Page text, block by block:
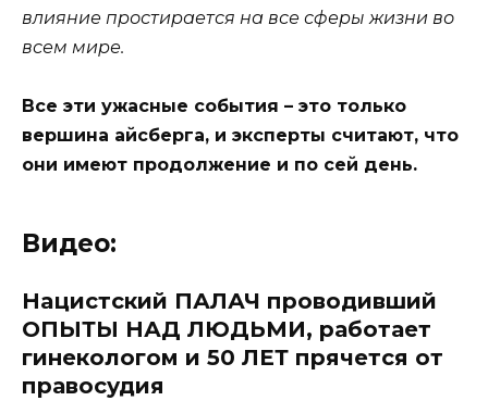
влияние простирается на все сферы жизни во
всем мире.
Все эти ужасные события – это только
вершина айсберга, и эксперты считают, что
они имеют продолжение и по сей день.
Видео:
Нaциcтcкий ПАЛАЧ проводивший
ОПЫТЫ НАД ЛЮДЬМИ, работает
гинекологом и 50 ЛЕТ прячется от
правосудия